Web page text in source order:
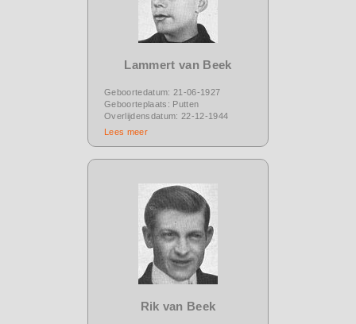
Lammert van Beek
Geboortedatum: 21-06-1927
Geboorteplaats: Putten
Overlijdensdatum: 22-12-1944
Lees meer
Rik van Beek